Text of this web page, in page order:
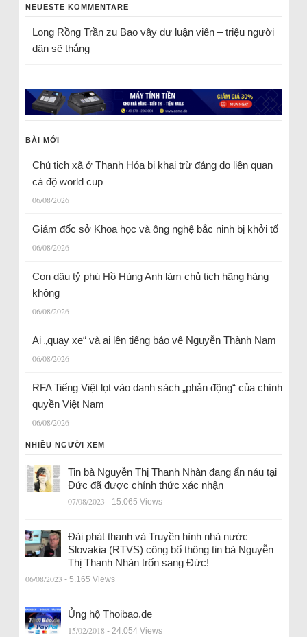
NEUESTE KOMMENTARE
Long Rồng Trầnzu Bao vây dư luận viên – triệu người
dân sẽ thắng
BÀI MỚI
Chủ tịch xã ở Thanh Hóa bị khai trừ đảng do liên quan
cá độ world cup
06/08/2026
Giám đốc sở Khoa học và ông nghệ bắc ninh bị khởi tố
06/08/2026
Con dâu tỷ phú Hồ Hùng Anh làm chủ tịch hãng hàng
không
06/08/2026
Ai „quay xe“ và ai lên tiếng bảo vệ Nguyễn Thành Nam
06/08/2026
RFA Tiếng Việt lọt vào danh sách „phản động“ của chính
quyền Việt Nam
06/08/2026
NHIỀU NGƯỜI XEM
Tin bà Nguyễn Thị Thanh Nhàn đang ẩn náu tại
Đức đã được chính thức xác nhận
07/08/2023 - 15.065 Views
Đài phát thanh và Truyền hình nhà nước
Slovakia (RTVS) công bố thông tin bà Nguyễn
Thị Thanh Nhàn trốn sang Đức!
06/08/2023 - 5.165 Views
Ủng hộ Thoibao.de
15/02/2018 - 24.054 Views